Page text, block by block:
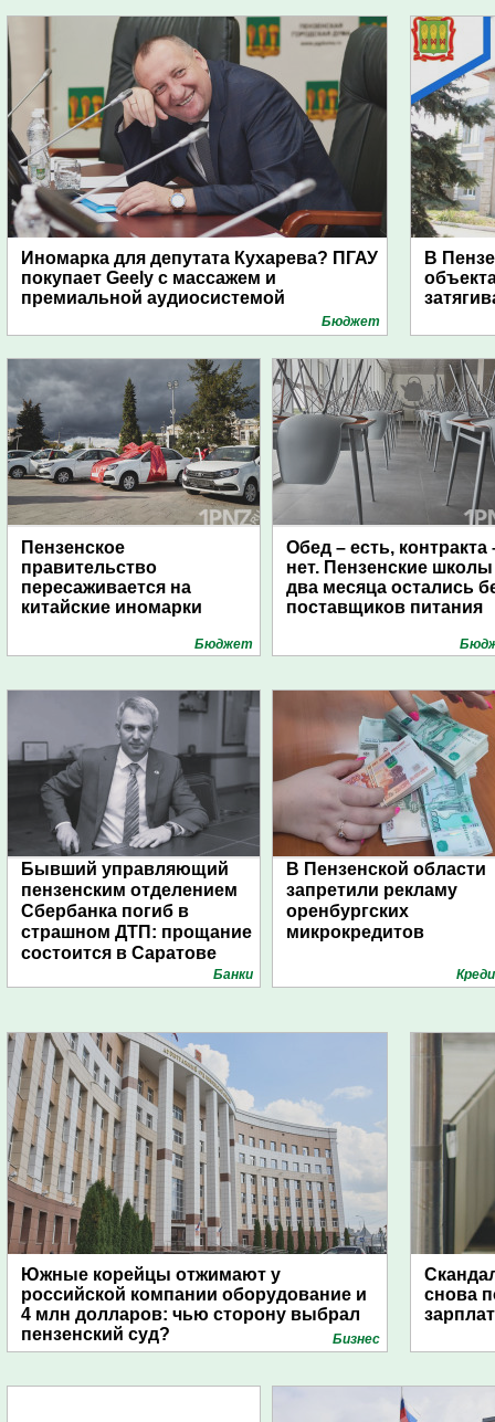
Иномарка для депутата Кухарева? ПГАУ
покупает Geely с массажем и
премиальной аудиосистемой
Бюджет
В
Пензенское
правительство
пересаживается на
китайские иномарки
Бюджет
Обед – есть, контракта
нет. Пензенские
два месяца остались
поставщиков питания
Бывший управляющий
пензенским отделением
Сбербанка погиб в
страшном ДТП: прощание
состоится в Саратове
Банки
В Пензенской области
запретили рекламу
оренбургских
микрокредитов
Южные корейцы отжимают у
российской компании оборудование и
4 млн долларов: чью сторону выбрал
пензенский суд?
Бизнес
снова